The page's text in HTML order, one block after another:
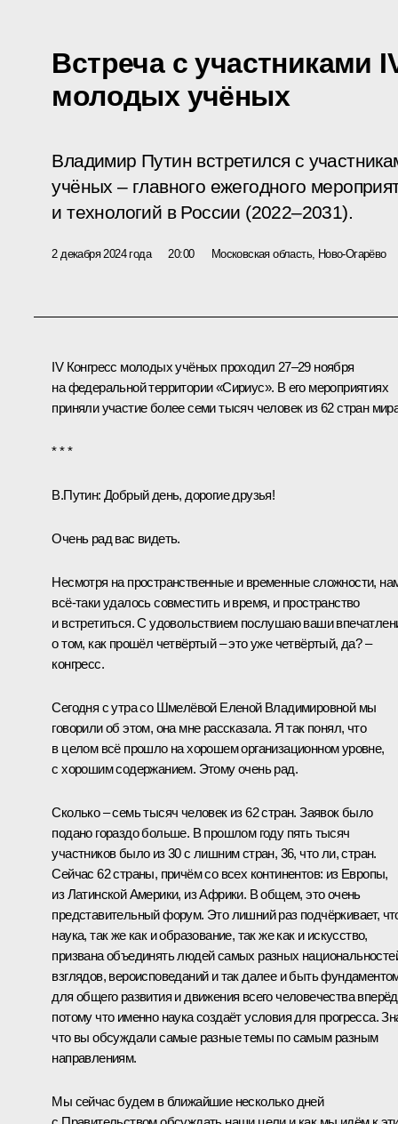
Встреча с участниками
молодых учёных
Владимир Путин встретился с
учёных – главного ежегодного
и технологий в России (2022–2031).
2 декабря 2024 года 20:00 Московская область, Ново-Огарёво
IV Конгресс молодых учёных проходил 27–29 ноября
на федеральной территории «Сириус». В его мероприятиях
приняли участие более семи тысяч человек из 62 стран
* * *
В.Путин: Добрый день, дорогие друзья!
Очень рад вас видеть.
Несмотря на пространственные и временные сложности,
всё-таки удалось совместить и время, и пространство
и встретиться. С удовольствием послушаю ваши
о том, как прошёл четвёртый – это уже четвёртый, да? –
конгресс.
Сегодня с утра со Шмелёвой Еленой Владимировной мы
говорили об этом, она мне рассказала. Я так понял, что
в целом всё прошло на хорошем организационном уровне,
с хорошим содержанием. Этому очень рад.
Сколько – семь тысяч человек из 62 стран. Заявок было
подано гораздо больше. В прошлом году пять тысяч
участников было из 30 с лишним стран, 36, что ли, стран.
Сейчас 62 страны, причём со всех континентов: из Европы,
из Латинской Америки, из Африки. В общем, это очень
представительный форум. Это лишний раз подчёркивает,
наука, так же как и образование, так же как и искусство,
призвана объединять людей самых разных
взглядов, вероисповеданий и так далее и быть
для общего развития и движения всего человечества
потому что именно наука создаёт условия для прогресса.
что вы обсуждали самые разные темы по самым разным
направлениям.
Мы сейчас будем в ближайшие несколько дней